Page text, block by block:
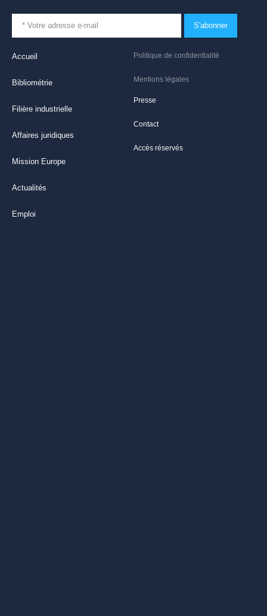
Politique de confidentialité
Mentions légales
Presse
Contact
Accès réservés
Accueil
Bibliométrie
Filière industrielle
Affaires juridiques
Mission Europe
Actualités
Emploi
S'abonner